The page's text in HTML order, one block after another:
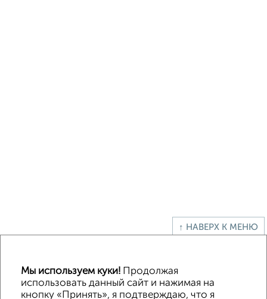
↑ НАВЕРХ К МЕНЮ
Помещение свободного назначения
Складское помещение
Производственное помещение
Мы используем куки! Продолжая
использовать данный сайт и нажимая на
кнопку «Принять», я подтверждаю, что я